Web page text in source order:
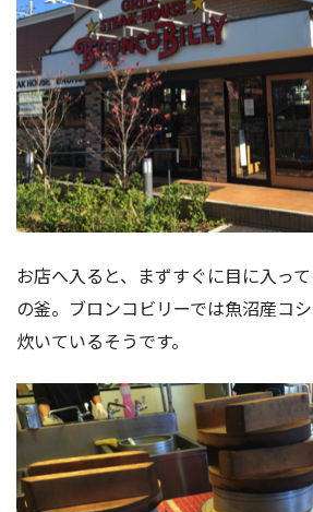
お店へ入ると、まずすぐに目に入っ
の釜。ブロンコビリーでは魚沼産コ
炊いているそうです。